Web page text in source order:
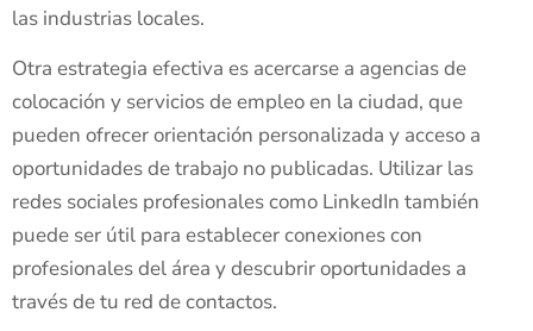
las industrias locales.
Otra estrategia efectiva es acercarse a agencias de
colocación y servicios de empleo en la ciudad, que
pueden ofrecer orientación personalizada y acceso a
oportunidades de trabajo no publicadas. Utilizar las
redes sociales profesionales como LinkedIn también
puede ser útil para establecer conexiones con
profesionales del área y descubrir oportunidades a
través de tu red de contactos.